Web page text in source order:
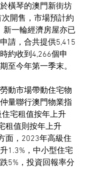
橫琴的澳門新街坊
開售，市場預計約
新一輪經濟房屋亦已
請，合共提供5,415
約收到4,266個申
至今年第一季末。
動市場帶動住宅物
量聯行澳門物業指
宅租值按年上升
租值則按年上升
面，2023年高級住
1.3%，中小型住宅
5%，投資回報率分